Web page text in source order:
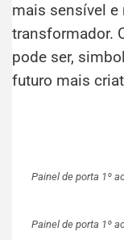
mais sensível e
transformador.
pode ser,
futuro mais
Painel de porta 1º
Painel de porta 1º